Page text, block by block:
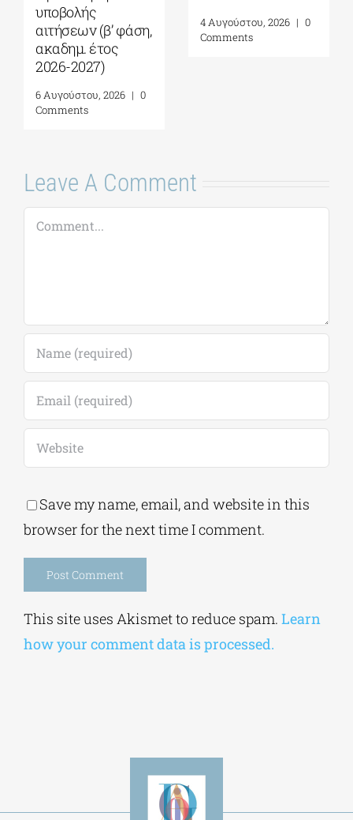
Γεωπολιτική,
Συμφιλίωση και
Σχέσεις Καλής
Γειτονίας στην
Μεσόγειο| 24 – 28
Αυγούστου 2026
Μεταπτυχιακών
Σπουδών (ΠΜΣ)
αιτήσεων έως
Leave A Comment
Comment
This site uses Akismet to reduce spam.
how your comment data is processed.